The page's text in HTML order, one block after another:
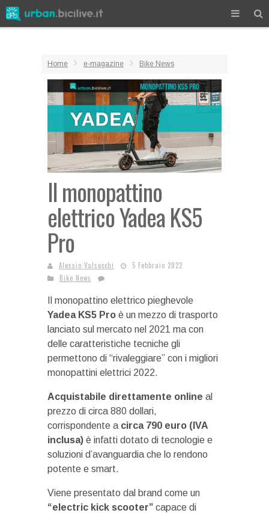
Home e-magazine Bike News
Il monopattino
elettrico Yadea KS5
Pro
Alessio Valsecchi
5 Febbraio 2022
Bike News
Il monopattino elettrico pieghevole
Yadea KS5 Pro è un mezzo di trasporto
lanciato sul mercato nel 2021 ma con
delle caratteristiche tecniche gli
permettono di “rivaleggiare” con i migliori
monopattini elettrici 2022.
Acquistabile direttamente online al
prezzo di circa 880 dollari,
corrispondente a circa 790 euro (IVA
inclusa) è infatti dotato di tecnologie e
soluzioni d’avanguardia che lo rendono
potente e smart.
Viene presentato dal brand come un
“electric kick scooter” capace di